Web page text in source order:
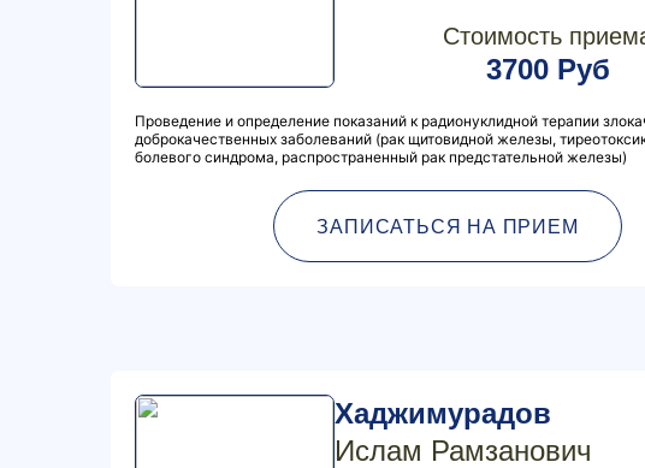
Стоимость
3700 Руб
Проведение и определение показаний к радионуклидной терапии
доброкачественных заболеваний (рак щитовидной железы,
болевого синдрома, распространенный рак предстательной железы)
ЗАПИСАТЬСЯ НА ПРИЕМ
Хаджимурадов
Ислам Рамзанович